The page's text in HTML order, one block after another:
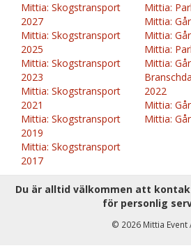
Mittia: Skogstransport
2027
Mittia: Skogstransport
2025
Mittia: Skogstransport
2023
Mittia: Skogstransport
2021
Mittia: Skogstransport
2019
Mittia: Skogstransport
2017
Mittia:
Mittia:
Mittia:
Mittia:
Mittia:
2022
Mittia:
Mittia:
Du är alltid välkommen att
för personlig
© 2026 Mittia Event